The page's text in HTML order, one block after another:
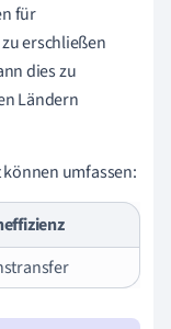
für
erschließen
dies zu
Ländern
umfassen: